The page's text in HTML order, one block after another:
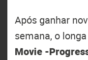
Após ganhar
semana, o longa
Movie -